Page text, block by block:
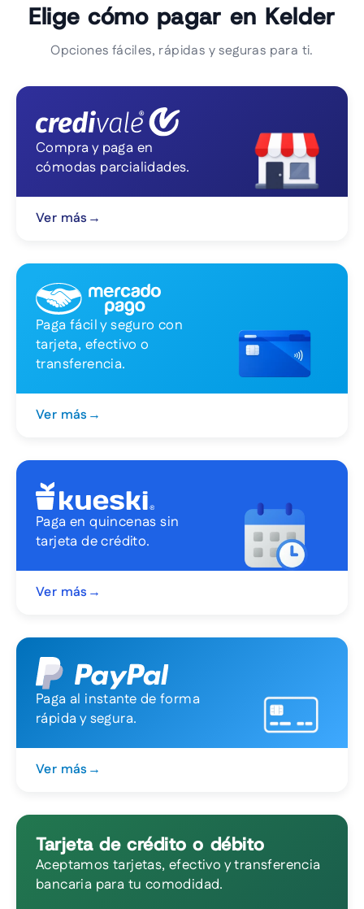
Elige cómo pagar en Kelder
Opciones fáciles, rápidas y seguras para ti.
Compra y paga en
cómodas parcialidades.
Ver más →
Paga fácil y seguro con
tarjeta, efectivo o
transferencia.
Ver más →
Paga en quincenas sin
tarjeta de crédito.
Ver más →
Paga al instante de forma
rápida y segura.
Ver más →
Tarjeta de crédito o débito
Aceptamos tarjetas, efectivo y transferencia
bancaria para tu comodidad.